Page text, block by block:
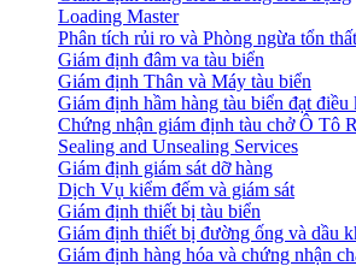
Loading Master
Phân tích rủi ro và Phòng ngừa tổn thất
​Giám định đâm va tàu biển
Giám định Thân và Máy tàu biển
​Giám định hầm hàng tàu biển đạt điều
Chứng nhận giám định tàu chở Ô Tô
Sealing and Unsealing Services
Giám định giám sát dỡ hàng
Dịch Vụ kiểm đếm và giám sát
Giám định thiết bị tàu biển
Giám định thiết bị đường ống và dầu
Giám định hàng hóa và chứng nhận